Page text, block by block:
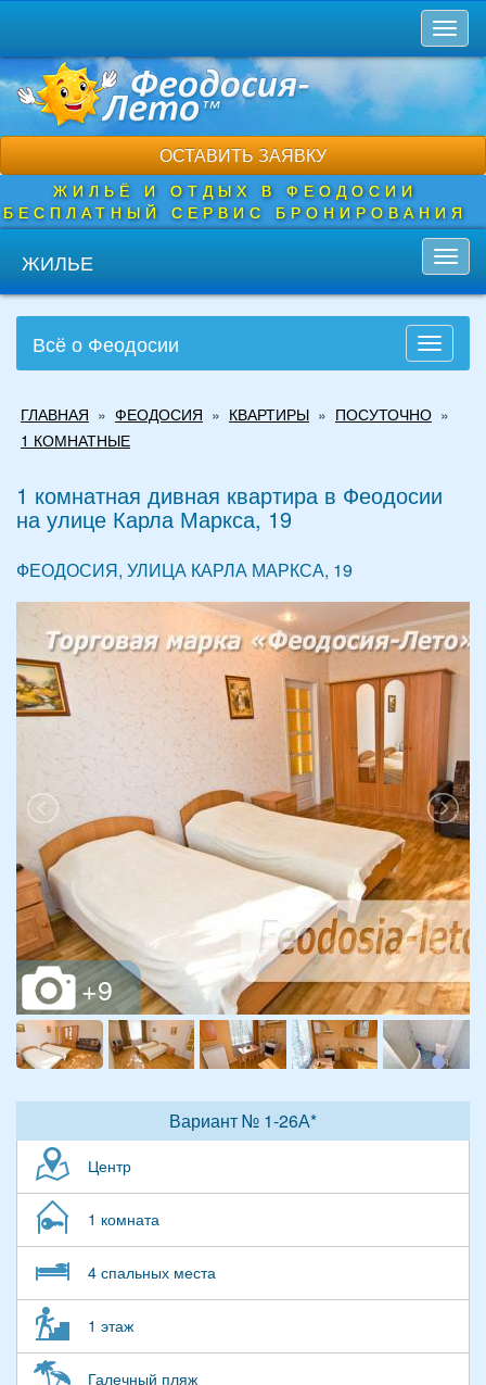
основному
содержанию
ОСТАВИТЬ ЗАЯВКУ
ЖИЛЬЁ И ОТДЫХ В ФЕОДОСИИ
БЕСПЛАТНЫЙ СЕРВИС БРОНИРОВАНИЯ
ЖИЛЬЕ
Toggle
Всё о Феодосии
здесь
ГЛАВНАЯ » ФЕОДОСИЯ » КВАРТИРЫ » ПОСУТОЧНО »
1 КОМНАТНЫЕ
1 комнатная дивная квартира в Феодосии
на улице Карла Маркса, 19
ФЕОДОСИЯ, УЛИЦА КАРЛА МАРКСА, 19
Вариант № 1-26А*
Центр
1 комната
4 спальных места
1 этаж
Галечный пляж